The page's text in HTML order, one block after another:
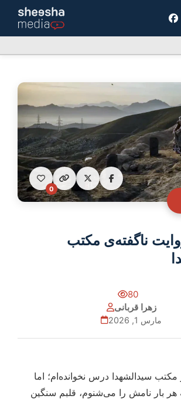
0
روایت ناگفته‌ی مکتب
80
زهرا قربانی
مارس 1, 2026
سیدالشهدا درس نخوانده‌ام؛ اما
هر بار نامش را می‌شنوم، قلبم سنگین